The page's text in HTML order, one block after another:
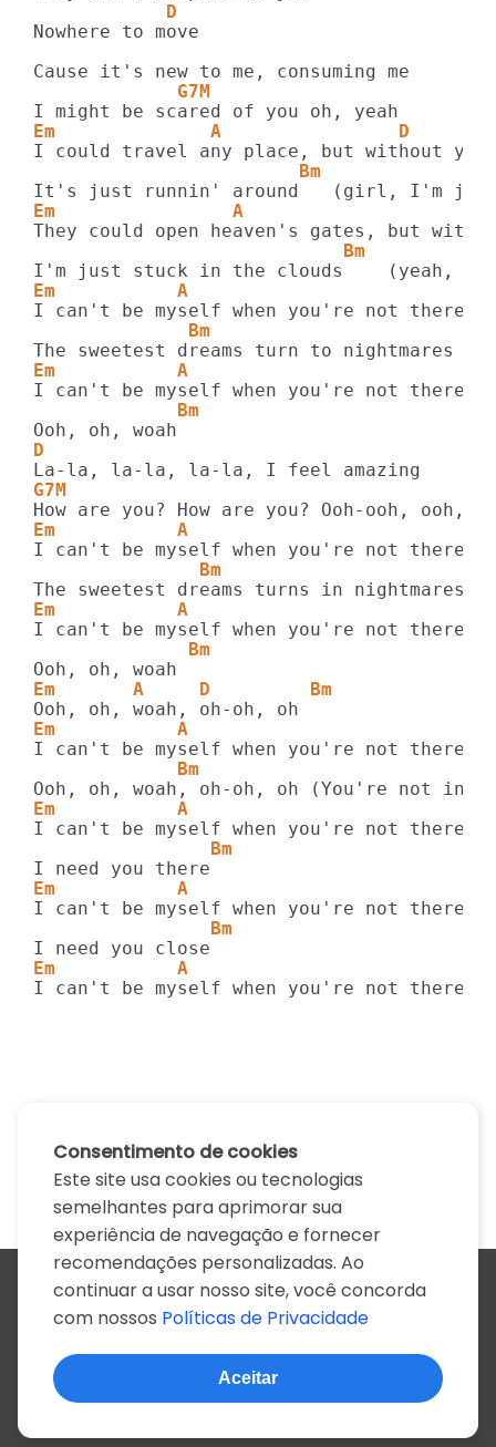
            D
Nowhere to move
             G7M
Em              A                D
                        Bm
Em                A                    D
                            Bm
Em           A                          D
              Bm
Em           A                          D
             Bm
D
G7M
Em           A                          D
               Bm
Em           A                          D
              Bm
Em       A     D         Bm
Em           A                          D
             Bm
Em           A                          D
                Bm
Em           A                          D
                Bm
Em           A                          D
I can't be myself when you're not there
Todos os artistas
A
B C D E F G H I J
N
O P Q R S T U V W X
Z
0-9
Consentimento de cookies
Este site usa cookies ou tecnologias
semelhantes para aprimorar sua
experiência de navegação e fornecer
recomendações personalizadas. Ao
continuar a usar nosso site, você concorda
com nossos Políticas de Privacidade
Aceitar